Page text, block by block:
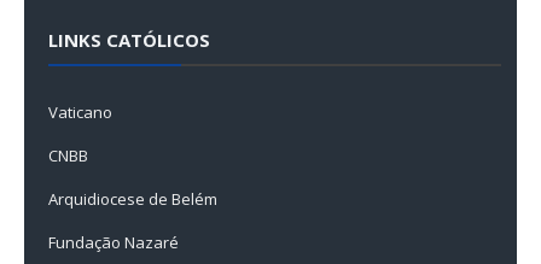
LINKS CATÓLICOS
Vaticano
CNBB
Arquidiocese de Belém
Fundação Nazaré